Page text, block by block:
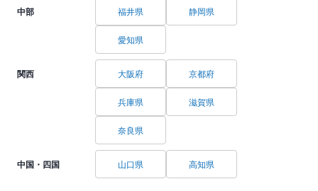
中部 福井県 静岡県
愛知県
関西 大阪府 京都府
兵庫県 滋賀県
奈良県
中国・四国 山口県 高知県